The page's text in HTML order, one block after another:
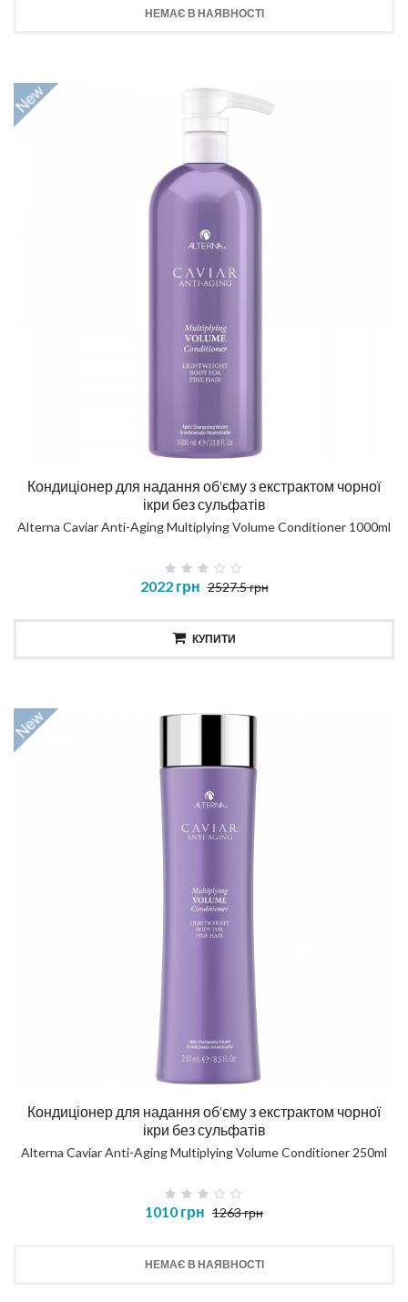
НЕМАЄ В НАЯВНОСТІ
Кондиціонер для надання об'єму з екстрактом чорної
ікри без сульфатів
Alterna Caviar Anti-Aging Multiplying Volume Conditioner 1000ml
2022 грн 2527.5 грн
КУПИТИ
Кондиціонер для надання об'єму з екстрактом чорної
ікри без сульфатів
Alterna Caviar Anti-Aging Multiplying Volume Conditioner 250ml
1010 грн 1263 грн
НЕМАЄ В НАЯВНОСТІ